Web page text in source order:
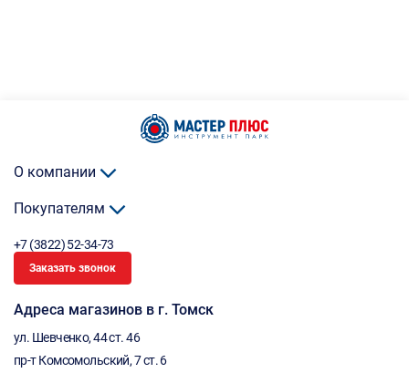
О компании
Покупателям
+7 (3822) 52-34-73
Заказать звонок
Адреса магазинов в г. Томск
ул. Шевченко, 44 ст. 46
пр-т Комсомольский, 7 ст. 6